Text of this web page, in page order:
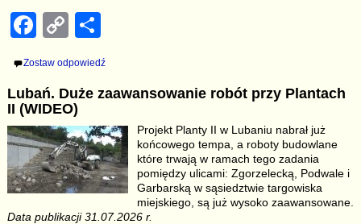
F
e
b
o
o
C
p
y
Li
n
k
h
e
Zostaw odpowiedź
Lubań. Duże zaawansowanie robót przy Plantach
II (WIDEO)
Projekt Planty II w Lubaniu nabrał już
końcowego tempa, a roboty budowlane
które trwają w ramach tego zadania
pomiędzy ulicami: Zgorzelecką, Podwale i
Garbarską w sąsiedztwie targowiska
miejskiego, są już wysoko zaawansowane.
Data publikacji 31.07.2026 r.